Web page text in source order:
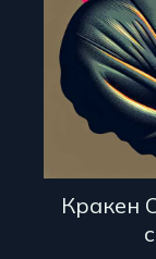
Кракен